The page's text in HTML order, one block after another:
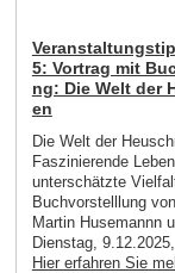
5: Vortrag mit
ng: Die Welt der
en
Die Welt der
Faszinierende
unterschätzte
Buchvorstelllung
Martin Husemannn
Dienstag, 9.12.2025,
Hier erfahren Sie